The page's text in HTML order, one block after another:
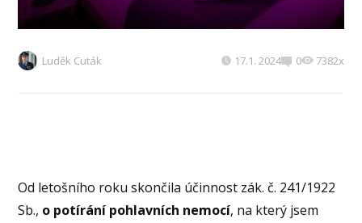
Luděk Cuták 17.1. 2024 0 7382x
Od letošního roku skončila účinnost zák. č. 241/1922
Sb., o potírání pohlavních nemocí, na který jsem